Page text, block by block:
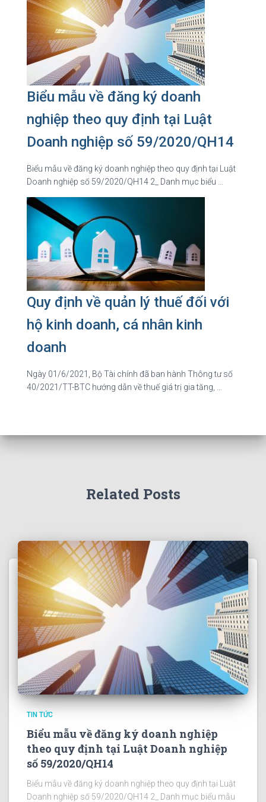
Biểu mẫu về đăng ký doanh
nghiệp theo quy định tại Luật
Doanh nghiệp số 59/2020/QH14
Biểu mẫu về đăng ký doanh nghiệp theo quy định tại Luật
Doanh nghiệp số 59/2020/QH14 2_ Danh mục biểu …
Quy định về quản lý thuế đối với
hộ kinh doanh, cá nhân kinh
doanh
Ngày 01/6/2021, Bộ Tài chính đã ban hành Thông tư số
40/2021/TT-BTC hướng dẫn về thuế giá trị gia tăng, …
Related Posts
TIN TỨC
Biểu mẫu về đăng ký doanh nghiệp
theo quy định tại Luật Doanh nghiệp
số 59/2020/QH14
Biểu mẫu về đăng ký doanh nghiệp theo quy định tại Luật
Doanh nghiệp số 59/2020/QH14 2_ Danh mục biểu mẫu